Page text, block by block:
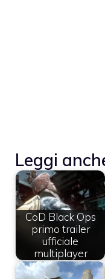
Leggi
CoD Black Ops
primo trailer
ufficiale
multiplayer